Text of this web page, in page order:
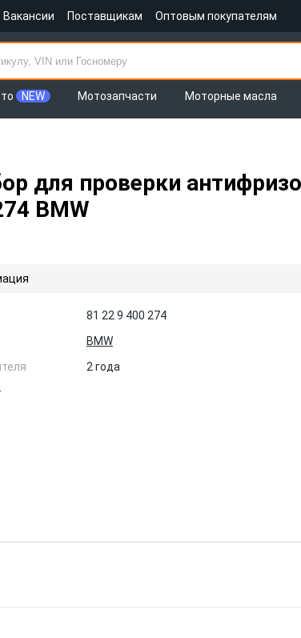
Вакансии Поставщикам Оптовым покупателям
NEW Мотозапчасти Моторные масла
для проверки
BMW
81 22 9 400 274
BMW
2 года